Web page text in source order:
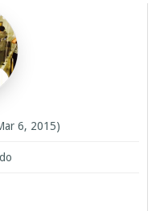
6, 2015)